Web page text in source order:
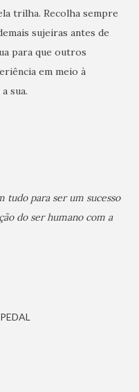
trilha. Recolha sempre
sujeiras antes de
para que outros
em meio à
sua.
tudo para ser um sucesso
do ser humano com a